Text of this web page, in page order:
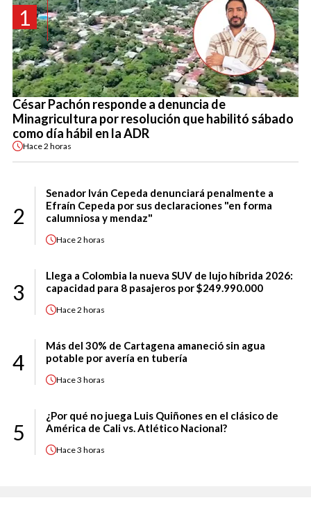
1
César Pachón responde a denuncia de
Minagricultura por resolución que habilitó sábado
como día hábil en la ADR
Hace2 horas
2
Senador Iván Cepeda denunciará penalmente a
Efraín Cepeda por sus declaraciones "en forma
calumniosa y mendaz"
Hace2 horas
3
Llega a Colombia la nueva SUV de lujo híbrida 2026:
capacidad para 8 pasajeros por $249.990.000
Hace2 horas
4
Más del 30% de Cartagena amaneció sin agua
potable por avería en tubería
Hace3 horas
5
¿Por qué no juega Luis Quiñones en el clásico de
América de Cali vs. Atlético Nacional?
Hace3 horas